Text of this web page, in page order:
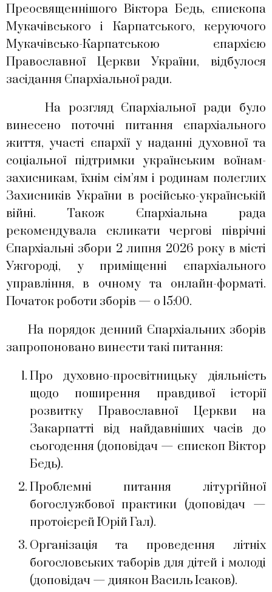
Преосвященнішого Віктора Бедь, єпископа
Мукачівського і Карпатського, керуючого
Мукачівсько-Карпатською єпархією
Православної Церкви України, відбулося
засідання Єпархіальної ради.
На розгляд Єпархіальної ради було
винесено поточні питання єпархіального
життя, участі єпархії у наданні духовної та
соціальної підтримки українським воїнам-
захисникам, їхнім сім’ям і родинам полеглих
Захисників України в російсько-українській
війні. Також Єпархіальна рада
рекомендувала скликати чергові піврічні
Єпархіальні збори 2 липня 2026 року в місті
Ужгороді, у приміщенні єпархіального
управління, в очному та онлайн-форматі.
Початок роботи зборів — о 15:00.
На порядок денний Єпархіальних зборів
запропоновано винести такі питання:
Про духовно-просвітницьку діяльність
щодо поширення правдивої історії
розвитку Православної Церкви на
Закарпатті від найдавніших часів до
сьогодення (доповідач — єпископ Віктор
Бедь).
Проблемні питання літургійної
богослужбової практики (доповідач —
протоієрей Юрій Гал).
Організація та проведення літніх
богословських таборів для дітей і молоді
(доповідач — диякон Василь Ісаков).